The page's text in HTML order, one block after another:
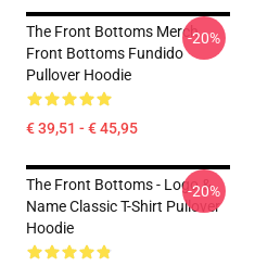
The Front Bottoms Merch
Front Bottoms Fundido
Pullover Hoodie
€ 39,51 - € 45,95
-20%
The Front Bottoms - Logo &
Name Classic T-Shirt Pullover
Hoodie
-20%